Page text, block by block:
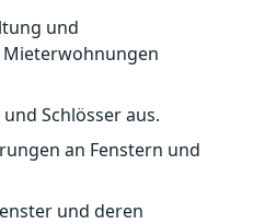
und
Schlösser aus.
an Fenstern und
und deren